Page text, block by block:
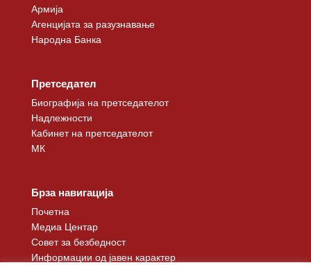
Армија
Агенцијата за разузнавање
Народна Банка
Претседател
Биографија на претседателот
Надлежности
Кабинет на претседателот
МК
Брза навигација
Почетна
Медиа Центар
Совет за безбедност
Информации од јавен карактер